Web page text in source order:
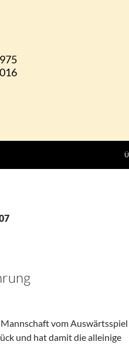
vom
und hat damit die alleinige